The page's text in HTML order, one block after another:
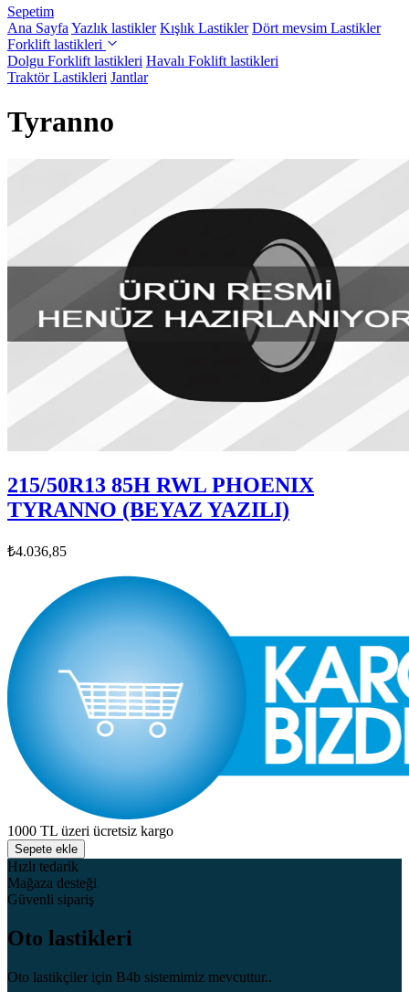
Sepetim
Ana Sayfa Yazlık lastikler Kışlık Lastikler Dört mevsim Lastikler
Forklift lastikleri
Dolgu Forklift lastikleri Havalı Foklift lastikleri
Traktör Lastikleri Jantlar
Tyranno
215/50R13 85H RWL PHOENIX
TYRANNO (BEYAZ YAZILI)
₺4.036,85
1000 TL üzeri ücretsiz kargo
Sepete ekle
Hızlı tedarik
Mağaza desteği
Güvenli sipariş
Oto lastikleri
Oto lastikçiler için B4b sistemimiz mevcuttur..